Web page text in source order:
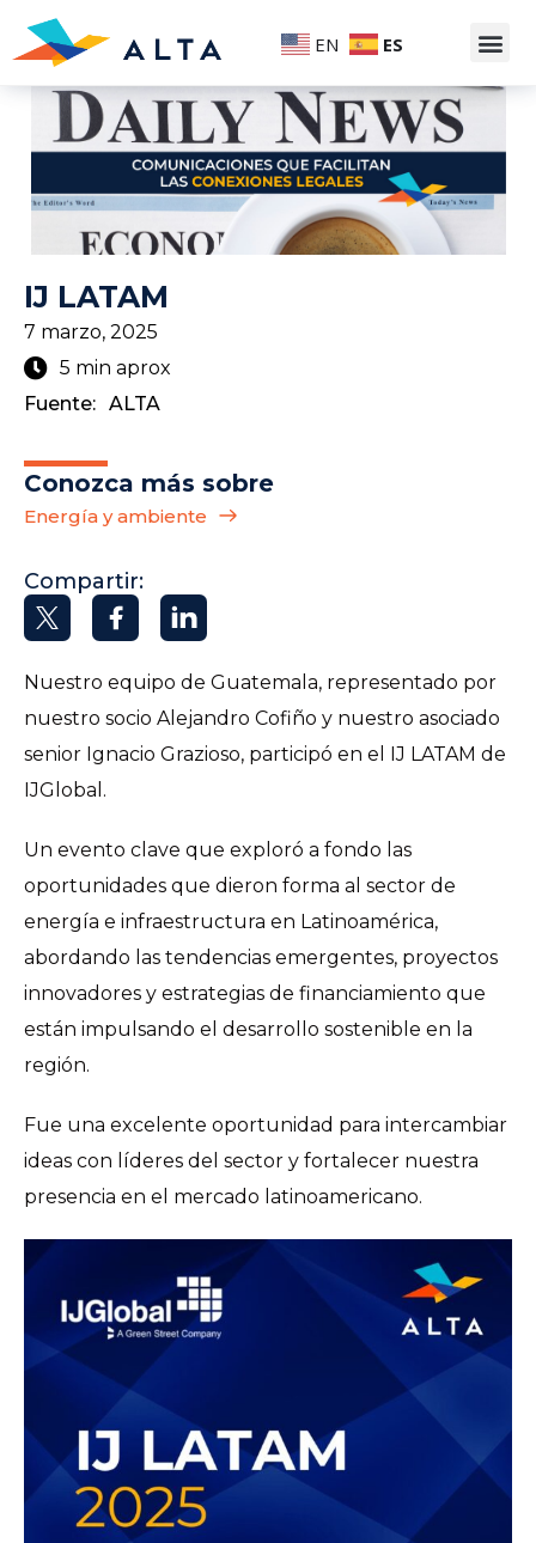
EN ES
IJ LATAM
7 marzo, 2025
5 min aprox
Fuente: ALTA
Conozca más sobre
Energía y ambiente
Compartir:
Nuestro equipo de Guatemala, representado por
nuestro socio Alejandro Cofiño y nuestro asociado
senior Ignacio Grazioso, participó en el IJ LATAM de
IJGlobal.
Un evento clave que exploró a fondo las
oportunidades que dieron forma al sector de
energía e infraestructura en Latinoamérica,
abordando las tendencias emergentes, proyectos
innovadores y estrategias de financiamiento que
están impulsando el desarrollo sostenible en la
región.
Fue una excelente oportunidad para intercambiar
ideas con líderes del sector y fortalecer nuestra
presencia en el mercado latinoamericano.